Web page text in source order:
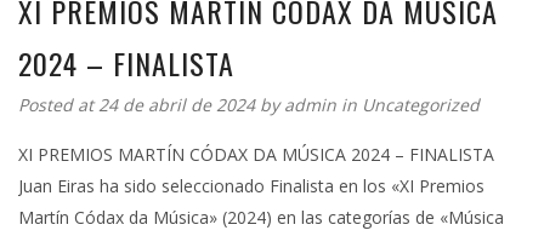
XI PREMIOS MARTÍN CÓDAX DA MÚSICA
2024 – FINALISTA
Posted at 24 de abril de 2024 byadmin in Uncategorized
XI PREMIOS MARTÍN CÓDAX DA MÚSICA 2024 – FINALISTA
Juan Eiras ha sido seleccionado Finalista en los «XI Premios
Martín Códax da Música» (2024) en las categorías de «Música